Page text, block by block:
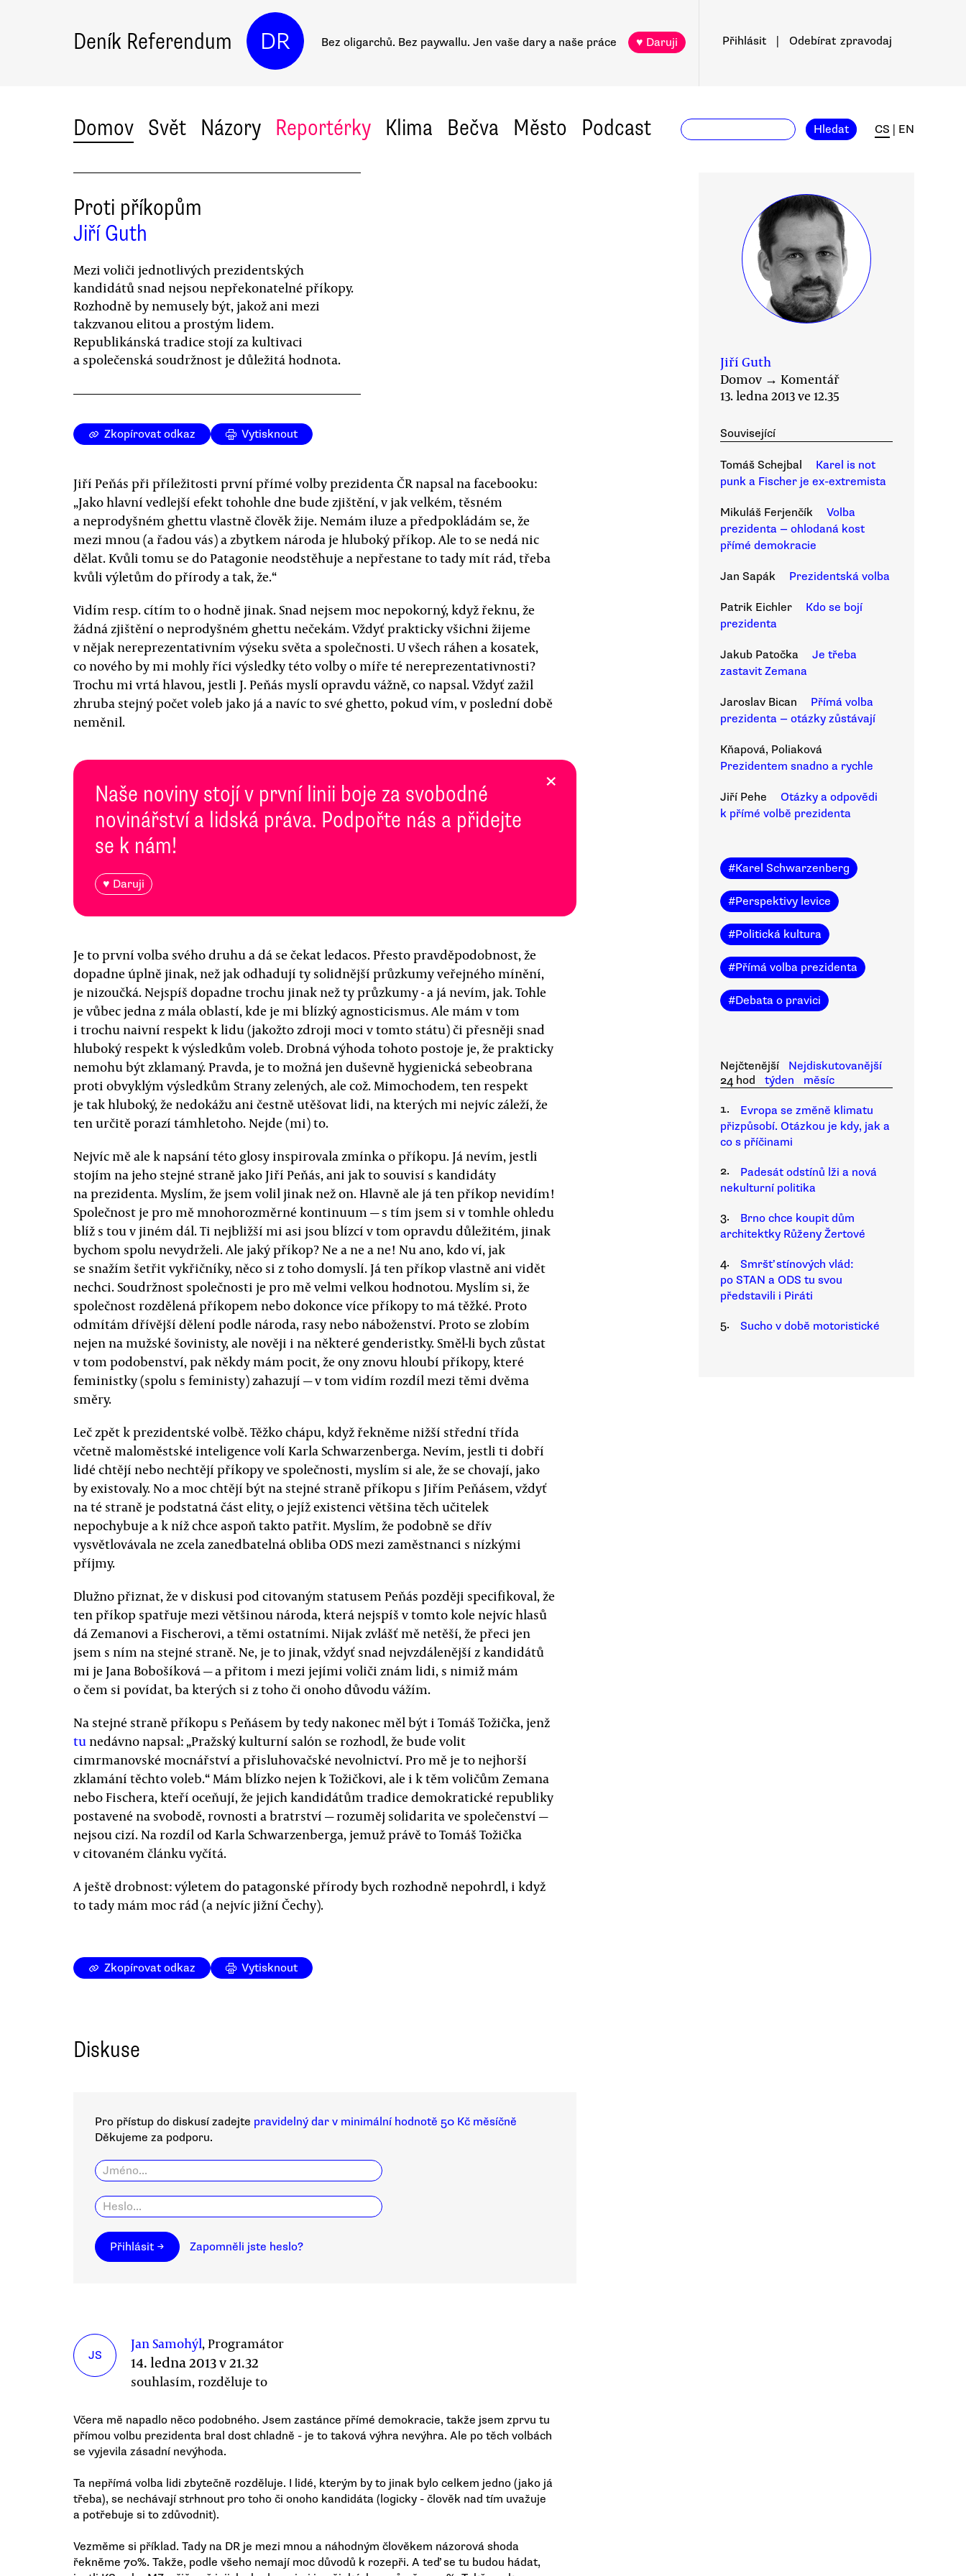
Deník Referendum DR Bez oligarchů. Bez paywallu. Jen vaše dary a naše práce ♥ Daruji Přihlásit Odebírat zpravodaj
Domov Svět Názory Reportérky Klima Bečva Město Podcast Hledat CS EN
Proti příkopům
Jiří Guth
Mezi voliči jednotlivých prezidentských
kandidátů snad nejsou nepřekonatelné příkopy.
Rozhodně by nemusely být, jakož ani mezi
takzvanou elitou a prostým lidem.
Republikánská tradice stojí za kultivaci
a společenská soudržnost je důležitá hodnota.
Zkopírovat odkaz Vytisknout
Jiří Peňás při příležitosti první přímé volby prezidenta ČR napsal na facebooku:
„Jako hlavní vedlejší efekt tohohle dne bude zjištění, v jak velkém, těsném
a neprodyšném ghettu vlastně člověk žije. Nemám iluze a předpokládám se, že
mezi mnou (a řadou vás) a zbytkem národa je hluboký příkop. Ale to se nedá nic
dělat. Kvůli tomu se do Patagonie neodstěhuje a nepřestane to tady mít rád, třeba
kvůli výletům do přírody a tak, že.“
Vidím resp. cítím to o hodně jinak. Snad nejsem moc nepokorný, když řeknu, že
žádná zjištění o neprodyšném ghettu nečekám. Vždyť prakticky všichni žijeme
v nějak nereprezentativním výseku světa a společnosti. U všech ráhen a kosatek,
co nového by mi mohly říci výsledky této volby o míře té nereprezentativnosti?
Trochu mi vrtá hlavou, jestli J. Peňás myslí opravdu vážně, co napsal. Vždyť zažil
zhruba stejný počet voleb jako já a navíc to své ghetto, pokud vím, v poslední době
neměnil.
Naše noviny stojí v první linii boje za svobodné
novinářství a lidská práva. Podpořte nás a přidejte
se k nám!
♥ Daruji
×
Je to první volba svého druhu a dá se čekat ledacos. Přesto pravděpodobnost, že
dopadne úplně jinak, než jak odhadují ty solidnější průzkumy veřejného mínění,
je nizoučká. Nejspíš dopadne trochu jinak než ty průzkumy - a já nevím, jak. Tohle
je vůbec jedna z mála oblastí, kde je mi blízký agnosticismus. Ale mám v tom
i trochu naivní respekt k lidu (jakožto zdroji moci v tomto státu) či přesněji snad
hluboký respekt k výsledkům voleb. Drobná výhoda tohoto postoje je, že prakticky
nemohu být zklamaný. Pravda, je to možná jen duševně hygienická sebeobrana
proti obvyklým výsledkům Strany zelených, ale což. Mimochodem, ten respekt
je tak hluboký, že nedokážu ani čestně utěšovat lidi, na kterých mi nejvíc záleží, že
ten určitě porazí támhletoho. Nejde (mi) to.
Nejvíc mě ale k napsání této glosy inspirovala zmínka o příkopu. Já nevím, jestli
stojím na jeho stejné straně jako Jiří Peňás, ani jak to souvisí s kandidáty
na prezidenta. Myslím, že jsem volil jinak než on. Hlavně ale já ten příkop nevidím!
Společnost je pro mě mnohorozměrné kontinuum — s tím jsem si v tomhle ohledu
blíž s tou v jiném dál. Ti nejbližší mi asi jsou blízcí v tom opravdu důležitém, jinak
bychom spolu nevydrželi. Ale jaký příkop? Ne a ne a ne! Nu ano, kdo ví, jak
se snažím šetřit vykřičníky, něco si z toho domyslí. Já ten příkop vlastně ani vidět
nechci. Soudržnost společnosti je pro mě velmi velkou hodnotou. Myslím si, že
společnost rozdělená příkopem nebo dokonce více příkopy to má těžké. Proto
odmítám dřívější dělení podle národa, rasy nebo náboženství. Proto se zlobím
nejen na mužské šovinisty, ale nověji i na některé genderistky. Směl-li bych zůstat
v tom podobenství, pak někdy mám pocit, že ony znovu hloubí příkopy, které
feministky (spolu s feministy) zahazují — v tom vidím rozdíl mezi těmi dvěma
směry.
Leč zpět k prezidentské volbě. Těžko chápu, když řekněme nižší střední třída
včetně maloměstské inteligence volí Karla Schwarzenberga. Nevím, jestli ti dobří
lidé chtějí nebo nechtějí příkopy ve společnosti, myslím si ale, že se chovají, jako
by existovaly. No a moc chtějí být na stejné straně příkopu s Jiřím Peňásem, vždyť
na té straně je podstatná část elity, o jejíž existenci většina těch učitelek
nepochybuje a k níž chce aspoň takto patřit. Myslím, že podobně se dřív
vysvětlovávala ne zcela zanedbatelná obliba ODS mezi zaměstnanci s nízkými
příjmy.
Dlužno přiznat, že v diskusi pod citovaným statusem Peňás později specifikoval, že
ten příkop spatřuje mezi většinou národa, která nejspíš v tomto kole nejvíc hlasů
dá Zemanovi a Fischerovi, a těmi ostatními. Nijak zvlášť mě netěší, že přeci jen
jsem s ním na stejné straně. Ne, je to jinak, vždyť snad nejvzdálenější z kandidátů
mi je Jana Bobošíková — a přitom i mezi jejími voliči znám lidi, s nimiž mám
o čem si povídat, ba kterých si z toho či onoho důvodu vážím.
Na stejné straně příkopu s Peňásem by tedy nakonec měl být i Tomáš Tožička, jenž
tunedávno napsal: „Pražský kulturní salón se rozhodl, že bude volit
cimrmanovské mocnářství a přisluhovačské nevolnictví. Pro mě je to nejhorší
zklamání těchto voleb.“ Mám blízko nejen k Tožičkovi, ale i k těm voličům Zemana
nebo Fischera, kteří oceňují, že jejich kandidátům tradice demokratické republiky
postavené na svobodě, rovnosti a bratrství — rozuměj solidarita ve společenství —
nejsou cizí. Na rozdíl od Karla Schwarzenberga, jemuž právě to Tomáš Tožička
v citovaném článku vyčítá.
A ještě drobnost: výletem do patagonské přírody bych rozhodně nepohrdl, i když
to tady mám moc rád (a nejvíc jižní Čechy).
Jiří Guth
Domov → Komentář
13. ledna 2013 ve 12.35
Související
Tomáš Schejbal
Karel is not
punk a Fischer je ex-extremista
Mikuláš Ferjenčík
Volba
prezidenta — ohlodaná kost
přímé demokracie
Jan Sapák Prezidentská volba
Patrik Eichler
Kdo se bojí
prezidenta
Jakub Patočka
Je třeba
zastavit Zemana
Jaroslav Bican
Přímá volba
prezidenta — otázky zůstávají
Kňapová, Poliaková
Prezidentem snadno a rychle
Jiří Pehe
Otázky a odpovědi
k přímé volbě prezidenta
#Karel Schwarzenberg
#Perspektivy levice
#Politická kultura
#Přímá volba prezidenta
#Debata o pravici
Nejčtenější
Nejdiskutovanější
24 hod
týden
měsíc
1.
Evropa se změně klimatu
přizpůsobí. Otázkou je kdy, jak a
co s příčinami
2.
Padesát odstínů lži a nová
nekulturní politika
3.
Brno chce koupit dům
architektky Růženy Žertové
4.
Smršť stínových vlád:
po STAN a ODS tu svou
představili i Piráti
5.
Sucho v době motoristické
Zkopírovat odkaz Vytisknout
Diskuse
Pro přístup do diskusí zadejte pravidelný dar v minimální hodnotě 50 Kč měsíčně
Děkujeme za podporu.
Přihlásit → Zapomněli jste heslo?
JS
Jan Samohýl, Programátor
14. ledna 2013 v 21.32
souhlasím, rozděluje to
Včera mě napadlo něco podobného. Jsem zastánce přímé demokracie, takže jsem zprvu tu
přímou volbu prezidenta bral dost chladně - je to taková výhra nevýhra. Ale po těch volbách
se vyjevila zásadní nevýhoda.
Ta nepřímá volba lidi zbytečně rozděluje. I lidé, kterým by to jinak bylo celkem jedno (jako já
třeba), se nechávají strhnout pro toho či onoho kandidáta (logicky - člověk nad tím uvažuje
a potřebuje si to zdůvodnit).
Vezměme si příklad. Tady na DR je mezi mnou a náhodným člověkem názorová shoda
řekněme 70%. Takže, podle všeho nemají moc důvodů k rozepři. A teď se tu budou hádat,